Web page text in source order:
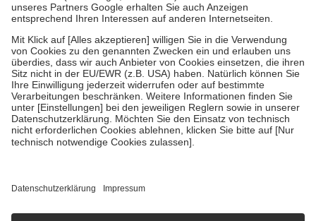
Um das Engagement der Versicherten für ihre eigene Gesundheit zu
stärken und die besondere Stellung der Familie zu unterstützen,
fallenkeine Zuzahlungenan bei:
• Kindern und Jugendlichen bis zum vollendeten 18. Lebensjahr
mit Ausnahme der Fahrkosten
• Untersuchungen zur Vorsorge und Früherkennung, die von der
GKV getragen werden
• empfohlenen Schutzimpfungen
• Harn- und Blutteststreifen
getroffen, um sicherzustellen, dass es sich um echte Bewertungen
https://help.etrusted.com/hc/de/articles/4419944605341